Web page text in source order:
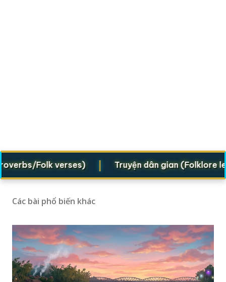
Folk verses) | Truyện dân gian (Folklore
Các bài phổ biến khác